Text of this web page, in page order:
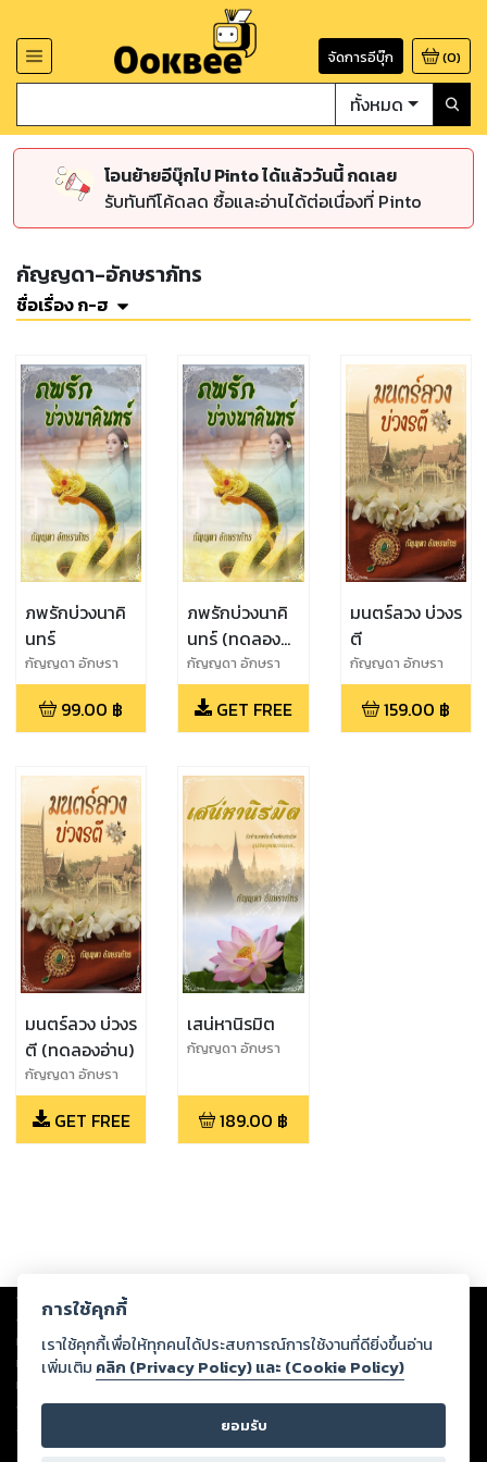
จัดการอีบุ๊ก (0)
ทั้งหมด
โอนย้ายอีบุ๊กไป Pinto ได้แล้ววันนี้ กดเลย
รับทันทีโค้ดลด ซื้อและอ่านได้ต่อเนื่องที่ Pinto
กัญญดา-อักษราภัทร
ชื่อเรื่อง ก-ฮ
ภพรักบ่วงนาคิ
นทร์
กัญญดา อักษรา
ภัทร
99.00 ฿
ภพรักบ่วงนาคิ
นทร์ (ทดลอง
อ่าน)
กัญญดา อักษรา
ภัทร
GET FREE
มนตร์ลวง บ่วงร
ตี
กัญญดา อักษรา
ภัทร
159.00 ฿
มนตร์ลวง บ่วงร
ตี (ทดลองอ่าน)
กัญญดา อักษรา
ภัทร
GET FREE
เสน่หานิรมิต
กัญญดา อักษรา
189.00 ฿
Copyright © 2026
ต่อผลงานหรือเนื้อหาใดที่อัปโหลดผ่านเว็บไซต์และปรากฏว่าละเมิดสิทธิใน
ทรัพย์สินทางปัญญาของบุคคลอื่นหรือขัดต่อกฎหมายและศีลธรรม ดังนั้น ผู้อ่าน
ทุกท่านโปรดใช้วิจารณญาณในการกลั่นกรองด้วยตนเอง และหากท่านพบว่าส่วน
หนึ่งส่วนใดขัดต่อกฎหมายและศีลธรรม กรุณาแจ้งมายังบริษัท เพื่อทีมงานจะได้
ดำเนินการในทันที ทั้งนี้ ทางสตอรี่ล็อกขอสงวนลิขสิทธิ์ตามพระราชบัญญัติ
ลิขสิทธิ์ พ.ศ. 2537 (ฉบับล่าสุด)
การใช้คุกกี้
เราใช้คุกกี้เพื่อให้ทุกคนได้ประสบการณ์การใช้งานที่ดียิ่งขึ้นอ่าน
เพิ่มเติม คลิก (Privacy Policy) และ (Cookie Policy)
ยอมรับ